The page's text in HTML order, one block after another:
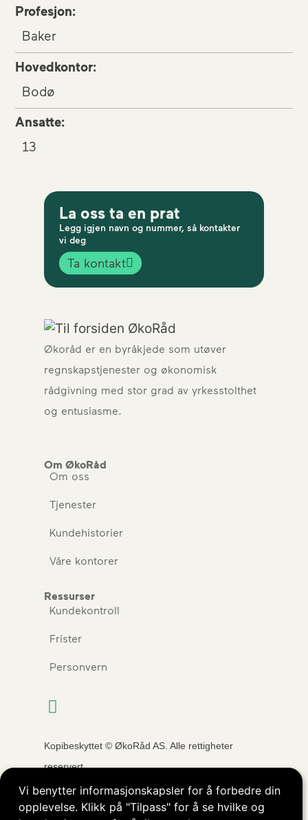
Vi benytter informasjonskapsler for å forbedre din
opplevelse. Klikk på "Tilpass" for å se hvilke og
Profesjon:
Baker
Hovedkontor:
Bodø
Ansatte:
13
La oss ta en prat
Legg igjen navn og nummer, så kontakter
vi deg
Ta kontakt
Økoråd er en byråkjede som utøver
regnskapstjenester og økonomisk
rådgivning med stor grad av yrkesstolthet
og entusiasme.
Om ØkoRåd
Om oss
Tjenester
Kundehistorier
Våre kontorer
Ressurser
Kundekontroll
Frister
Personvern
Kopibeskyttet © ØkoRåd AS. Alle rettigheter
reservert.
Nettside levert av Nettrakett.no